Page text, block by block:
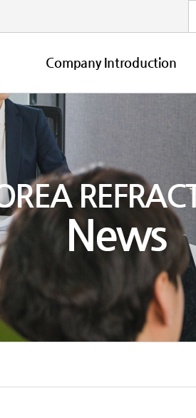
Company Introduction